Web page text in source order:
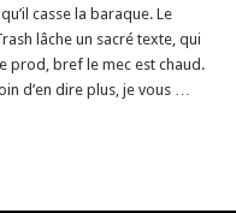
casse la baraque. Le
lâche un sacré texte, qui
prod, bref le mec est chaud.
d’en dire plus, je vous …